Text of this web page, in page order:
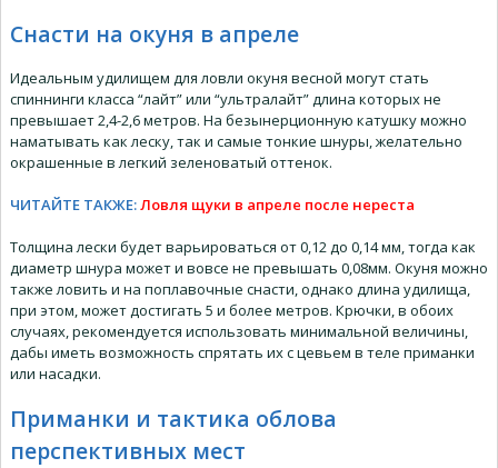
Снасти на окуня в апреле
Идеальным удилищем для ловли окуня весной могут стать
спиннинги класса “лайт” или “ультралайт” длина которых не
превышает 2,4-2,6 метров. На безынерционную катушку можно
наматывать как леску, так и самые тонкие шнуры, желательно
окрашенные в легкий зеленоватый оттенок.
ЧИТАЙТЕ ТАКЖЕ:Ловля щуки в апреле после нереста
Толщина лески будет варьироваться от 0,12 до 0,14 мм, тогда как
диаметр шнура может и вовсе не превышать 0,08мм. Окуня можно
также ловить и на поплавочные снасти, однако длина удилища,
при этом, может достигать 5 и более метров. Крючки, в обоих
случаях, рекомендуется использовать минимальной величины,
дабы иметь возможность спрятать их с цевьем в теле приманки
или насадки.
Приманки и тактика облова
перспективных мест